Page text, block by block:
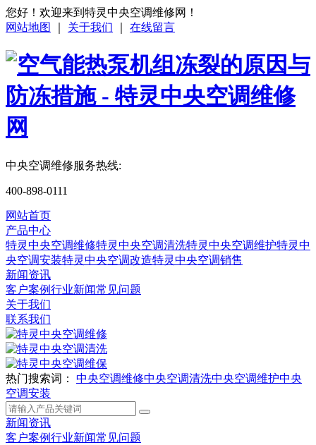
您好！欢迎来到特灵中央空调维修网！
网站地图
关于我们 在线留言
中央空调维修服务热线:
400-898-0111
网站首页
产品中心
特灵中央空调维修特灵中央空调清洗特灵中央空调维护特灵中
央空调安装特灵中央空调改造特灵中央空调销售
新闻资讯
客户案例行业新闻常见问题
关于我们
联系我们
热门搜索词： 中央空调维修中央空调清洗中央空调维护中央
空调安装
新闻资讯
客户案例行业新闻常见问题